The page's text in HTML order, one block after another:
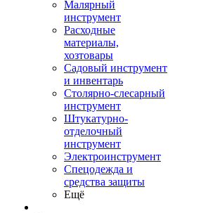
Малярный
инструмент
Расходные
материалы,
хозтовары
Садовый инструмент
и инвентарь
Столярно-слесарный
инструмент
Штукатурно-
отделочный
инструмент
Электроинструмент
Спецодежда и
средства защиты
Ещё